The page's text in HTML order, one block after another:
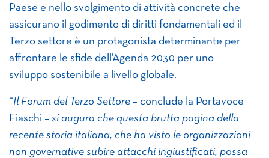
Paese e nello svolgimento di attività concrete che
assicurano il godimento di diritti fondamentali ed il
Terzo settore è un protagonista determinante per
affrontare le sfide dell’Agenda 2030 per uno
sviluppo sostenibile a livello globale.
“Il Forum del Terzo Settore – conclude la Portavoce
Fiaschi – si augura che questa brutta pagina della
recente storia italiana, che ha visto le organizzazioni
non governative subire attacchi ingiustificati, possa